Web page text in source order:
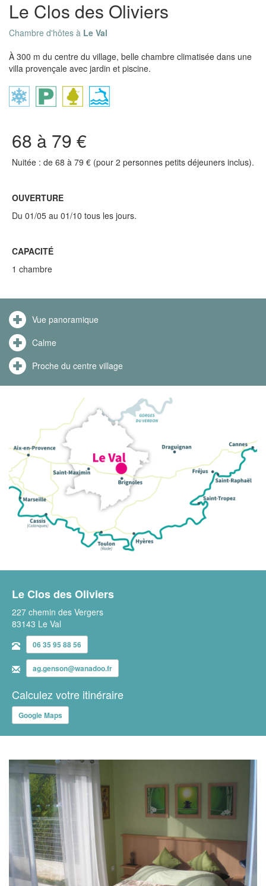
Le Clos des Oliviers
Chambre d'hôtes à Le Val
À 300 m du centre du village, belle chambre climatisée dans une
villa provençale avec jardin et piscine.
68 à 79 €
Nuitée : de 68 à 79 € (pour 2 personnes petits déjeuners inclus).
OUVERTURE
Du 01/05 au 01/10 tous les jours.
CAPACITÉ
1 chambre
Vue panoramique
Calme
Proche du centre village
Le Clos des Oliviers
227 chemin des Vergers
83143 Le Val
06 35 95 88 56
ag.genson@wanadoo.fr
Calculez votre itinéraire
Google Maps